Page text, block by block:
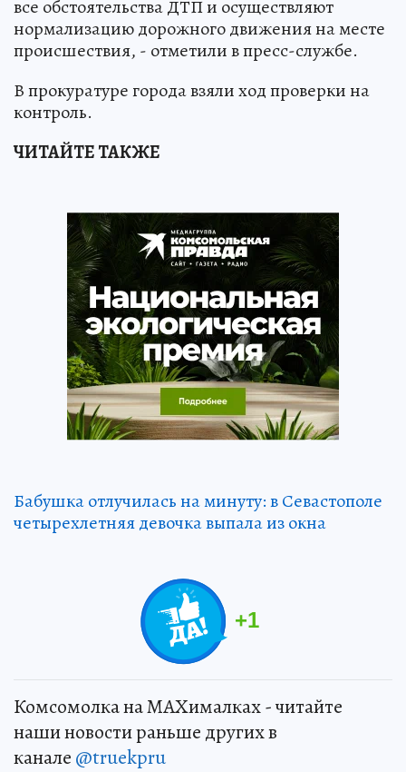
все обстоятельства ДТП и осуществляют
нормализацию дорожного движения на месте
происшествия, - отметили в пресс-службе.
В прокуратуре города взяли ход проверки на
контроль.
ЧИТАЙТЕ ТАКЖЕ
Бабушка отлучилась на минуту: в Севастополе
четырехлетняя девочка выпала из окна
+1
Комсомолка на MAXималках - читайте
наши новости раньше других в
канале @truekpru